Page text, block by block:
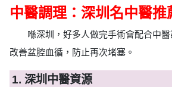
中醫調理：深圳名中醫推
喺深圳，好多人做完手術會配合中醫
改善盆腔血循，防止再次堵塞。
1. 深圳中醫資源